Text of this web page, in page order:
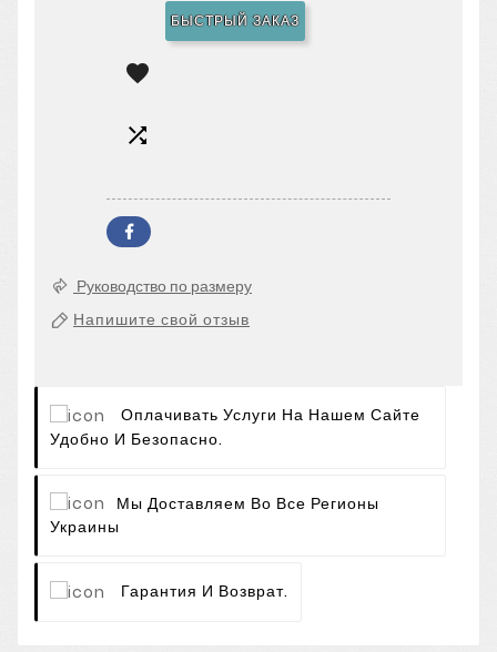
БЫСТРЫЙ ЗАКАЗ


Руководство по размеру
Напишите свой отзыв
Оплачивать Услуги На Нашем Сайте
Удобно И Безопасно.
Мы Доставляем Во Все Регионы
Украины
Гарантия И Возврат.